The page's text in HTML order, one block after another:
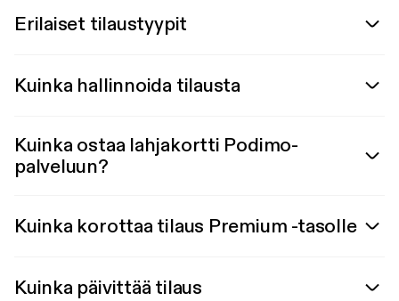
Erilaiset tilaustyypit
Kuinka hallinnoida tilausta
Kuinka ostaa lahjakortti Podimo-
palveluun?
Kuinka korottaa tilaus Premium -tasolle
Kuinka päivittää tilaus